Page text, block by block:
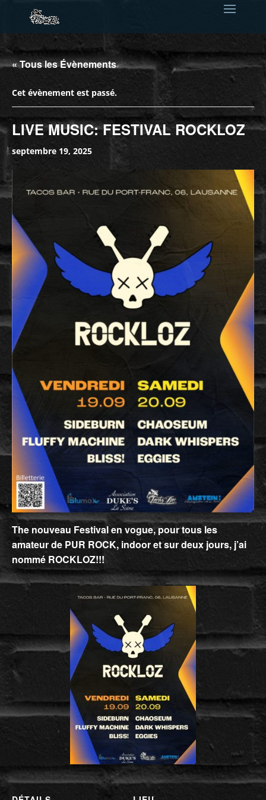
« Tous les Évènements
Cet évènement est passé.
LIVE MUSIC: FESTIVAL ROCKLOZ
septembre 19, 2025
The nouveau Festival en vogue, pour tous les
amateur de PUR ROCK, indoor et sur deux jours, j’ai
nommé ROCKLOZ!!!